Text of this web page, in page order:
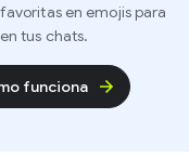
en emojis para
chats.